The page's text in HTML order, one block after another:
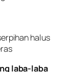
halus
laba-laba